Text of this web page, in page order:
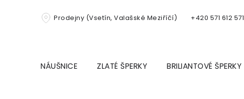
Prodejny (Vsetín, Valašské Meziříčí) +420 571 612 571
NÁUŠNICE ZLATÉ ŠPERKY BRILIANTOVÉ ŠPERKY